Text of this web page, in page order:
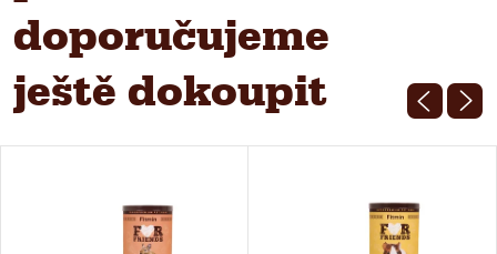
doporučujeme
ještě dokoupit